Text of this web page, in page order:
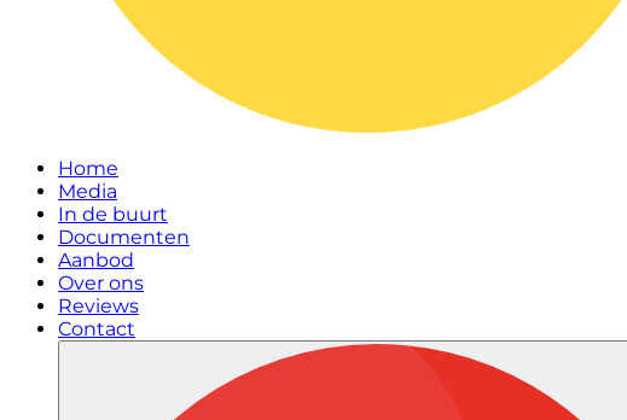
Home
Media
In de buurt
Documenten
Aanbod
Over ons
Reviews
Contact